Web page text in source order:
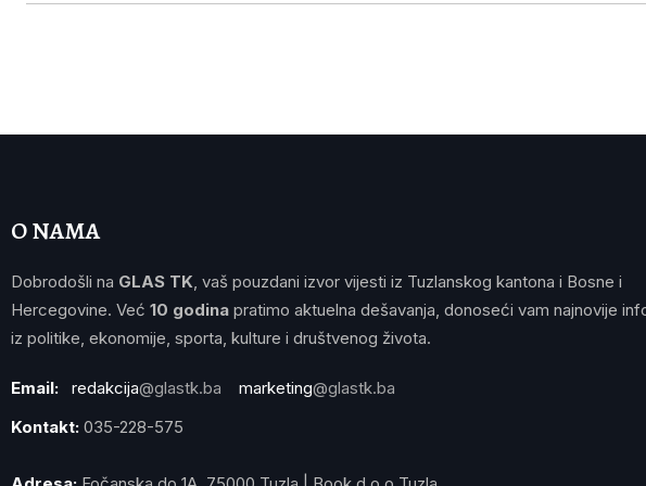
O NAMA
Dobrodošli na GLAS TK, vaš pouzdani izvor vijesti iz Tuzlanskog kantona i Bosne i
Hercegovine. Već 10 godina pratimo aktuelna dešavanja, donoseći vam najnovije
iz politike, ekonomije, sporta, kulture i društvenog života.
Email: redakcija@glastk.ba marketing@glastk.ba
Kontakt: 035-228-575